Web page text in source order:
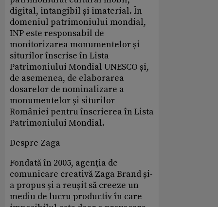
digital, intangibil și imaterial. În
domeniul patrimoniului mondial,
INP este responsabil de
monitorizarea monumentelor și
siturilor înscrise în Lista
Patrimoniului Mondial UNESCO și,
de asemenea, de elaborarea
dosarelor de nominalizare a
monumentelor și siturilor
României pentru înscrierea în Lista
Patrimoniului Mondial.
Despre Zaga
Fondată în 2005, agenția de
comunicare creativă Zaga Brand și-
a propus și a reușit să creeze un
mediu de lucru productiv în care